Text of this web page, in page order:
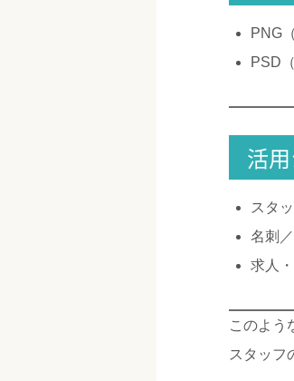
PNG
PSD
活
スタ
名刺
求人
このよう
スタッフ